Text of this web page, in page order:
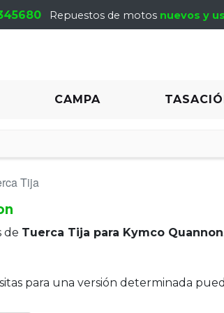
Repuestos de motos nuevos y
CAMPA
Tija
de Tuerca Tija para Kymco Quannon
para una versión determinada